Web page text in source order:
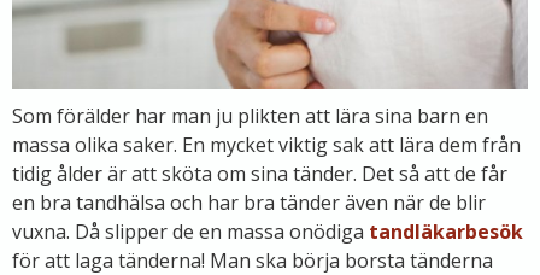
Som förälder har man ju plikten att lära sina barn en
massa olika saker. En mycket viktig sak att lära dem från
tidig ålder är att sköta om sina tänder. Det så att de får
en bra tandhälsa och har bra tänder även när de blir
vuxna. Då slipper de en massa onödiga tandläkarbesök
för att laga tänderna! Man ska börja borsta tänderna